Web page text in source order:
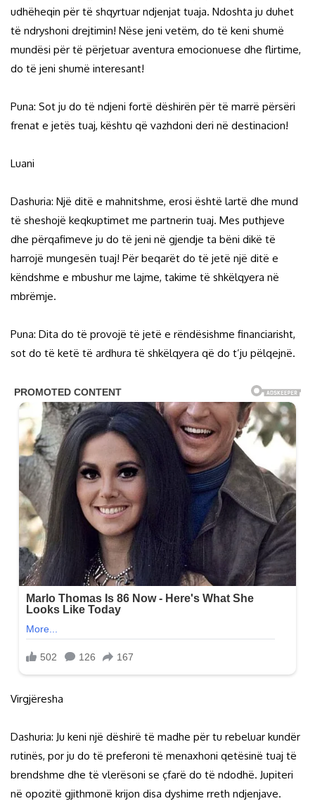
udhëheqin për të shqyrtuar ndjenjat tuaja. Ndoshta ju duhet
të ndryshoni drejtimin! Nëse jeni vetëm, do të keni shumë
mundësi për të përjetuar aventura emocionuese dhe flirtime,
do të jeni shumë interesant!
Puna: Sot ju do të ndjeni fortë dëshirën për të marrë përsëri
frenat e jetës tuaj, kështu që vazhdoni deri në destinacion!
Luani
Dashuria: Një ditë e mahnitshme, erosi është lartë dhe mund
të sheshojë keqkuptimet me partnerin tuaj. Mes puthjeve
dhe përqafimeve ju do të jeni në gjendje ta bëni dikë të
harrojë mungesën tuaj! Për beqarët do të jetë një ditë e
këndshme e mbushur me lajme, takime të shkëlqyera në
mbrëmje.
Puna: Dita do të provojë të jetë e rëndësishme financiarisht,
sot do të ketë të ardhura të shkëlqyera që do t’ju pëlqejnë.
Virgjëresha
Dashuria: Ju keni një dëshirë të madhe për tu rebeluar kundër
rutinës, por ju do të preferoni të menaxhoni qetësinë tuaj të
brendshme dhe të vlerësoni se çfarë do të ndodhë. Jupiteri
në opozitë gjithmonë krijon disa dyshime rreth ndjenjave.